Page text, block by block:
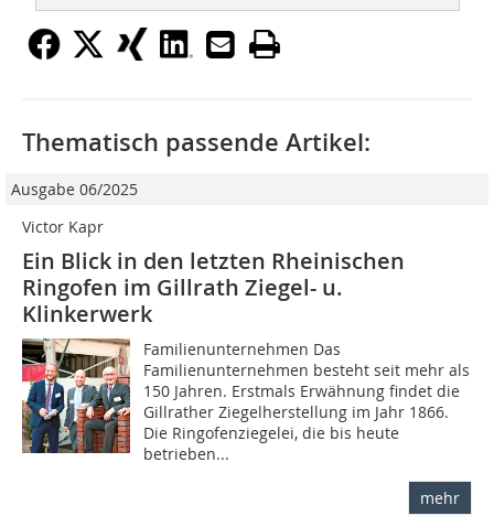
Thematisch passende Artikel:
Ausgabe 06/2025
Victor Kapr
Ein Blick in den letzten Rheinischen
Ringofen im Gillrath Ziegel- u.
Klinkerwerk
Familienunternehmen Das
Familienunternehmen besteht seit mehr als
150 Jahren. Erstmals Erwähnung findet die
Gillrather Ziegelherstellung im Jahr 1866.
Die Ringofenziegelei, die bis heute
betrieben...
mehr